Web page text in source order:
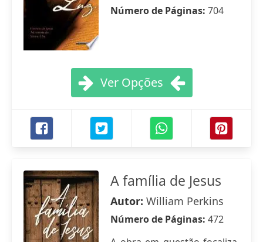
Número de Páginas: 704
Ver Opções
A família de Jesus
Autor: William Perkins
Número de Páginas: 472